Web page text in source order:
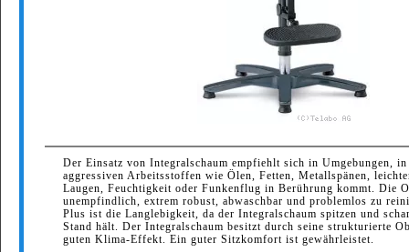
Der Einsatz von Integralschaum empfiehlt sich in Umgebungen, in
aggressiven Arbeitsstoffen wie Ölen, Fetten, Metallspänen,
Laugen, Feuchtigkeit oder Funkenflug in Berührung kommt. Die
unempfindlich, extrem robust, abwaschbar und problemlos zu
Plus ist die Langlebigkeit, da der Integralschaum spitzen und
Stand hält. Der Integralschaum besitzt durch seine strukturierte
guten Klima-Effekt. Ein guter Sitzkomfort ist gewährleistet.